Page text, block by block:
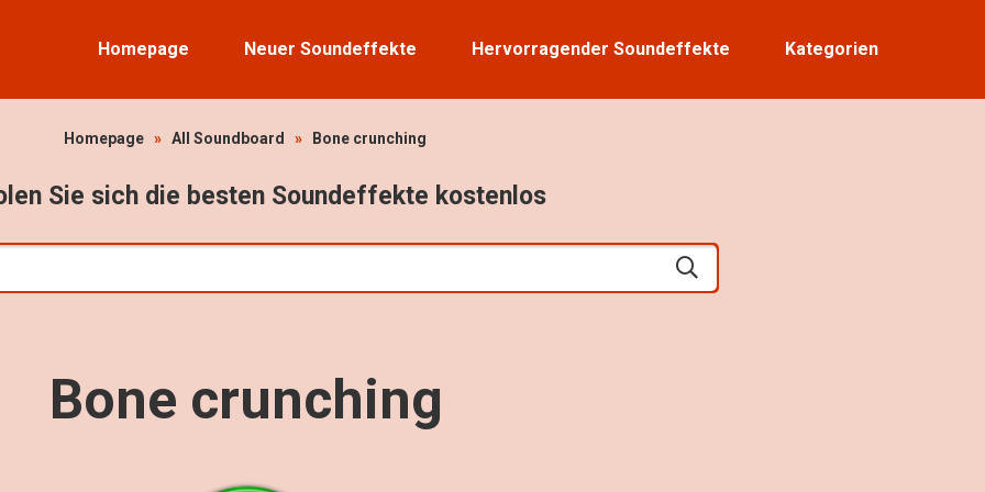
Homepage Neuer Soundeffekte Hervorragender Soundeffekte Kategorien
Homepage » All Soundboard » Bone crunching
Sie sich die besten Soundeffekte kostenlos
Bone crunching